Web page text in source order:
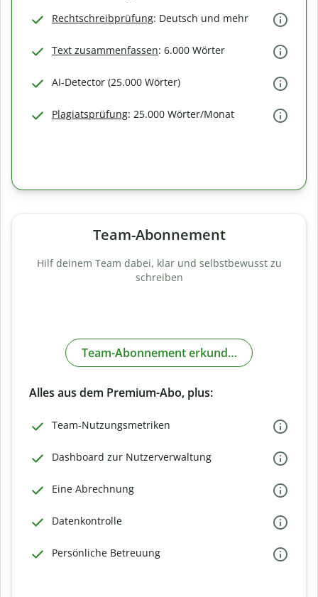
Rechtschreibprüfung: Deutsch und mehr
Text zusammenfassen: 6.000 Wörter
AI-Detector (25.000 Wörter)
Plagiatsprüfung: 25.000 Wörter/Monat
Team-Abonnement
Hilf deinem Team dabei, klar und selbstbewusst zu
schreiben
Team-Abonnement erkunden
Alles aus dem Premium-Abo, plus:
Team-Nutzungsmetriken
Dashboard zur Nutzerverwaltung
Eine Abrechnung
Datenkontrolle
Persönliche Betreuung